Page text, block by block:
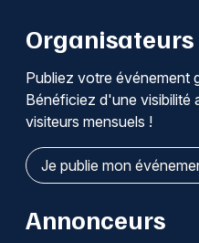
Organisateurs
Publiez votre événement
Bénéficiez d'une visibilité
visiteurs mensuels !
Je publie mon
Annonceurs